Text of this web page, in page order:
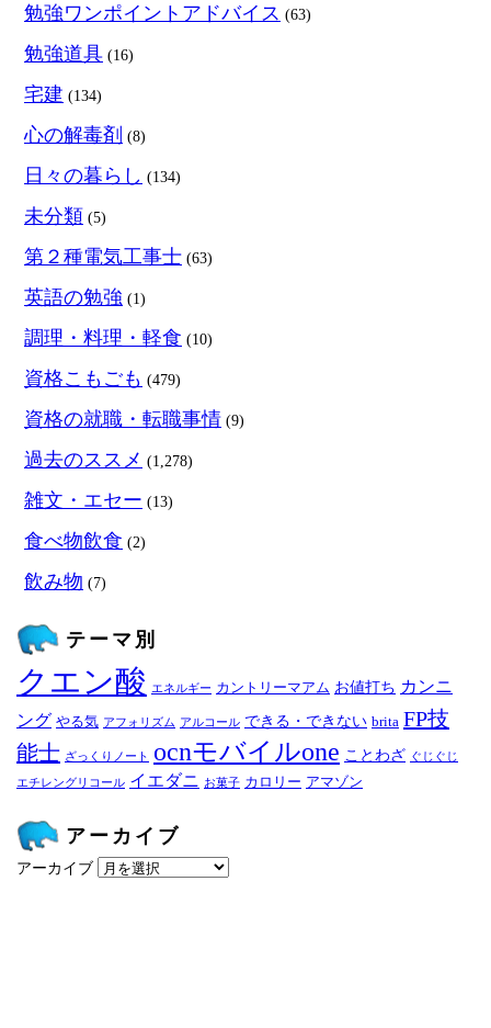
勉強ワンポイントアドバイス (63)
勉強道具 (16)
宅建 (134)
心の解毒剤 (8)
日々の暮らし (134)
未分類 (5)
第２種電気工事士 (63)
英語の勉強 (1)
調理・料理・軽食 (10)
資格こもごも (479)
資格の就職・転職事情 (9)
過去のススメ (1,278)
雑文・エセー (13)
食べ物飲食 (2)
飲み物 (7)
テーマ別
クエン酸 エネルギー カントリーマアム お値打ち カンニ
ング やる気 アフォリズム アルコール できる・できない brita FP技
能士 ざっくりノート ocnモバイルone ことわざ ぐじぐじ
エチレングリコール イエダニ お菓子 カロリー アマゾン
アーカイブ
アーカイブ